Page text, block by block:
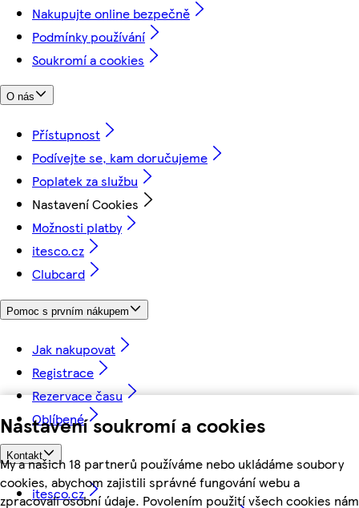
Nastavení soukromí a cookies
My a našich 18 partnerů používáme nebo ukládáme soubory
cookies, abychom zajistili správné fungování webu a
zpracovali osobní údaje. Povolením použití všech cookies nám
Nakupujte online bezpečně
Podmínky používání
Soukromí a cookies
O nás
Přístupnost
Podívejte se, kam doručujeme
Poplatek za službu
Nastavení Cookies
Možnosti platby
itesco.cz
Clubcard
Pomoc s prvním nákupem
Jak nakupovat
Registrace
Rezervace času
Oblíbené
Kontakt
itesco.cz